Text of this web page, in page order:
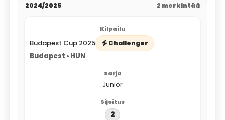
2024/2025 2 merkintää
Budapest Cup 2025 Challenger
Budapest • HUN
Junior
2